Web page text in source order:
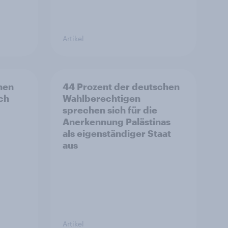
Artikel
44 Prozent der deutschen
Wahlberechtigen
sprechen sich für die
Anerkennung Palästinas
als eigenständiger Staat
aus
Artikel